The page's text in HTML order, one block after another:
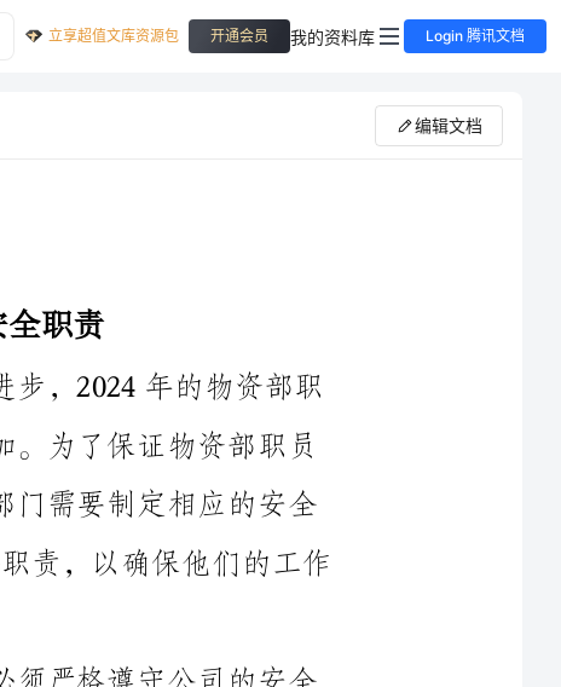
立享超值文库资源包 开通会员 我的资料库 Login 腾讯文档
编辑文档
随着科技的不断发展和社会的不断进步，2024年的物资部职
的人身安全以及工作环境的安全，物资部门需要制定相应的安全
职责。下面是2024年物资部职员的安全职责，以确保他们的工作
1.遵守安全管理制度：物资部职员必须严格遵守公司的安全